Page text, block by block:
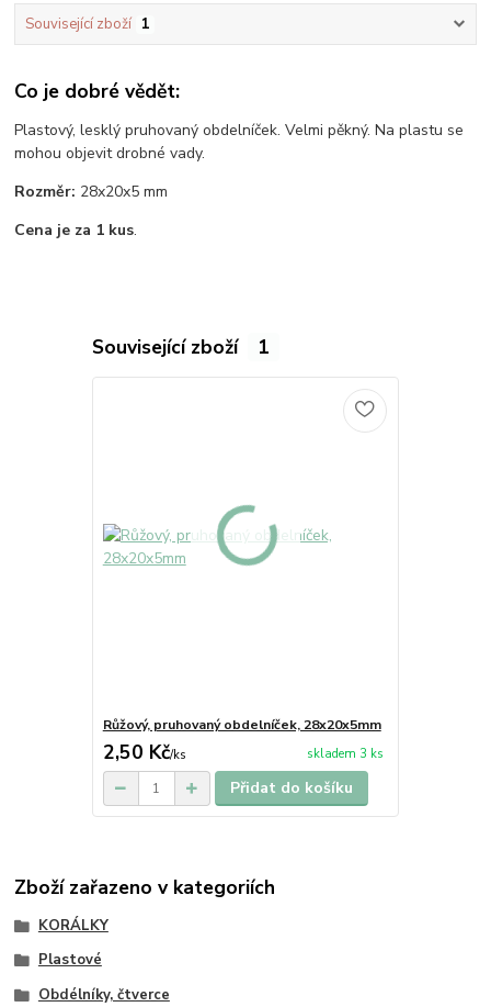
Související zboží 1
Co je dobré vědět:
Plastový, lesklý pruhovaný obdelníček. Velmi pěkný. Na plastu se
mohou objevit drobné vady.
Rozměr: 28x20x5 mm
Cena je za 1 kus.
Související zboží 1
Růžový, pruhovaný obdelníček, 28x20x5mm
2,50 Kč/ks skladem 3 ks
Přidat do košíku
Zboží zařazeno v kategoriích
KORÁLKY
Plastové
Obdélníky, čtverce